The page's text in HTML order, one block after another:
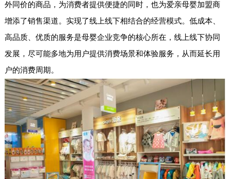
外同价的商品，为消费者提供便捷的同时，也为爱亲母婴加盟商
增添了销售渠道。实现了线上线下相结合的经营模式。低成本、
高品质、优质的服务是母婴企业竞争的核心所在，线上线下协同
发展，尽可能多地为用户提供消费场景和体验服务，从而延长用
户的消费周期。